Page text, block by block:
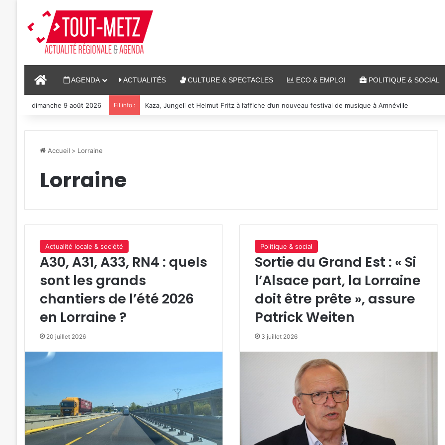
ACCUEILAGENDA ACTUALITÉS CULTURE & SPECTACLES ECO & EMPLOI POLITIQUE & SOCIAL
dimanche 9 août 2026 Fil info : Reconstitution, spectacles et cinéma pour l’édition 2026 de « Ça tombe comme à Gravelotte »
Accueil > Lorraine
Lorraine
Actualité locale & société
A30, A31, A33, RN4 : quels
sont les grands
chantiers de l’été 2026
en Lorraine ?
20 juillet 2026
Politique & social
Sortie du Grand Est : « Si
l’Alsace part, la Lorraine
doit être prête », assure
Patrick Weiten
3 juillet 2026